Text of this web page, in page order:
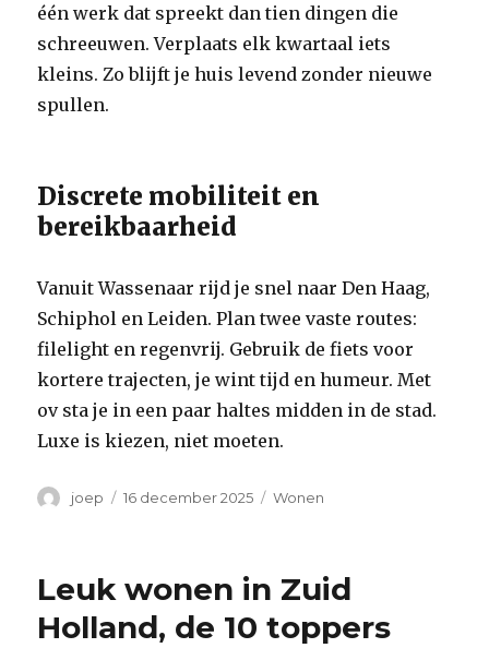
één werk dat spreekt dan tien dingen die
schreeuwen. Verplaats elk kwartaal iets
kleins. Zo blijft je huis levend zonder nieuwe
spullen.
Discrete mobiliteit en
bereikbaarheid
Vanuit Wassenaar rijd je snel naar Den Haag,
Schiphol en Leiden. Plan twee vaste routes:
filelight en regenvrij. Gebruik de fiets voor
kortere trajecten, je wint tijd en humeur. Met
ov sta je in een paar haltes midden in de stad.
Luxe is kiezen, niet moeten.
Auteur
joep
Geplaatst
16 december 2025 Categorieën
Wonen
Leuk wonen in Zuid
Holland, de 10 toppers